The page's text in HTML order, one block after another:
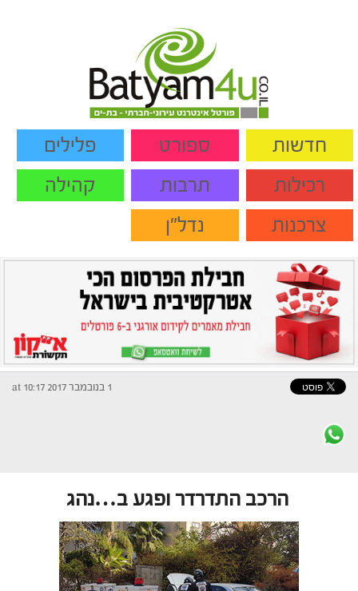
חדשות ספורט
פלילים
רכילות
תרבות
קהילה
צרכנות
נדל"ן
1 בנובמבר 2017 at 10:17
הרכב התדרדר ופגע ב…נהג